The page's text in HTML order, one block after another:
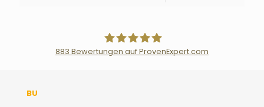
883 Bewertungen auf ProvenExpert.com
BU